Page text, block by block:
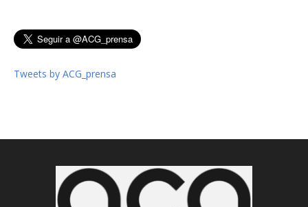
Tweets by ACG_prensa